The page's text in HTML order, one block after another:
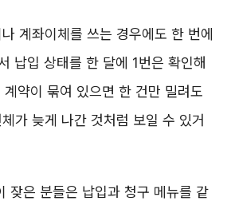
계좌이체를 쓰는 경우에도 한 번에
납입 상태를 한 달에 1번은 확인해
약이 묶여 있으면 한 건만 밀려도
가 늦게 나간 것처럼 보일 수 있거
잦은 분들은 납입과 청구 메뉴를 같